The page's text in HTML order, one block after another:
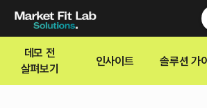
데모 전
살펴보기
인사이트 솔루션 가